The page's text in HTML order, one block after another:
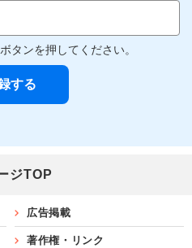
タンを押してください。
ジTOP
広告掲載
著作権・リンク